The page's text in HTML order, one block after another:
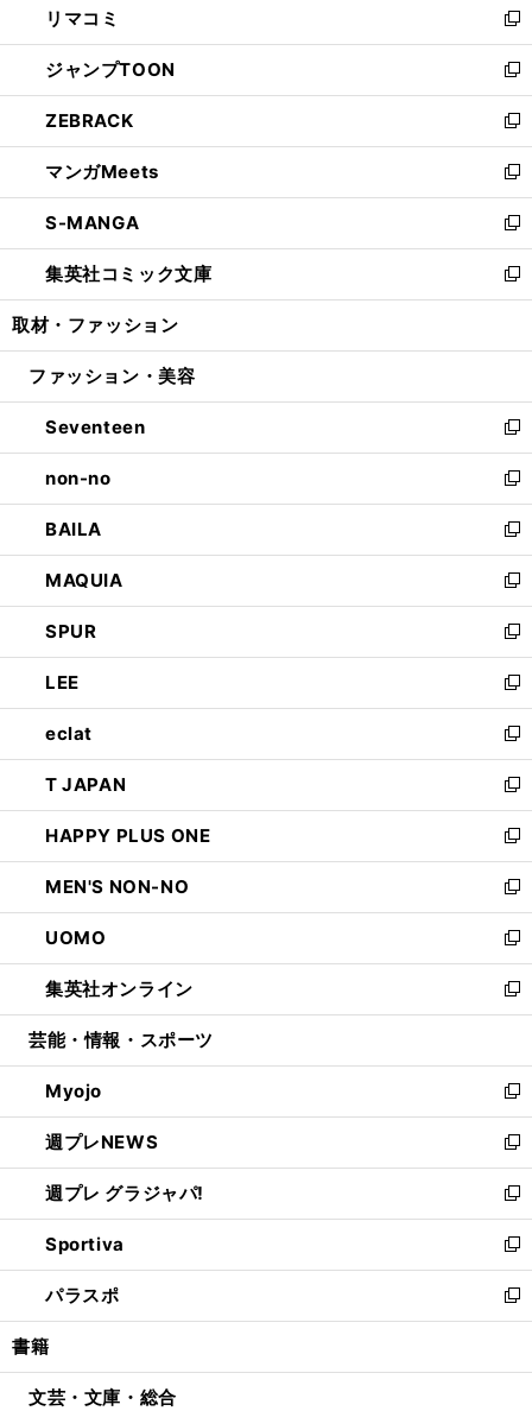
で
開
く
ド
ウ
で
開
く
ィ
ン
ド
ウ
で
開
く
い
ウ
ィ
ン
ド
ウ
で
開
く
リマコミ
新
し
い
ウ
ィ
ン
ド
ウ
で
開
く
ジャンプTOON
新
し
い
ウ
ィ
ン
ド
ウ
で
開
ZEBRACK
新
し
い
ウ
ィ
ン
ド
ウ
開
マンガMeets
新
し
い
ウ
ィ
ン
ウ
開
く
S-MANGA
新
し
い
ウ
ン
ウ
で
開
く
集英社コミック文庫
新
し
ウ
ン
ド
ウ
で
開
く
取材・ファッション
ファッション・美容
Seventeen
新
し
い
ウ
ィ
ン
ド
ウ
で
開
く
non-no
新
し
い
ウ
ィ
ン
ド
ウ
で
開
く
BAILA
新
し
い
ウ
ィ
ン
ド
ウ
で
開
く
MAQUIA
新
し
い
ウ
ィ
ン
ド
ウ
で
開
く
SPUR
新
し
い
ウ
ィ
ン
ド
ウ
で
開
く
LEE
新
し
い
ウ
ィ
ン
ド
ウ
で
開
く
eclat
新
し
い
ウ
ィ
ン
ド
ウ
で
開
く
T JAPAN
新
し
い
ウ
ィ
ン
ド
ウ
で
開
HAPPY PLUS ONE
新
し
い
ウ
ィ
ン
ド
ウ
開
く
MEN'S NON-NO
新
し
い
ウ
ィ
ン
ウ
で
開
く
UOMO
新
し
い
ウ
ン
ド
ウ
で
開
く
集英社オンライン
新
し
ウ
ィ
ン
ド
ウ
で
開
く
芸能・情報・スポーツ
Myojo
新
し
い
ウ
ィ
ン
ド
ウ
で
開
週プレNEWS
新
し
い
ウ
ィ
ン
ド
ウ
開
週プレ グラジャパ!
新
し
い
ウ
ィ
ン
ウ
Sportiva
新
し
い
ウ
ン
パラスポ
新
し
ウ
書籍
文芸・文庫・総合